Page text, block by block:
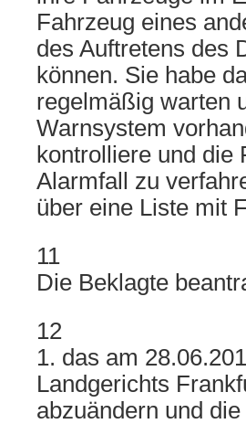
Fahrzeug eines
des Auftretens des
können. Sie habe
regelmäßig warten
Warnsystem
kontrolliere und die
Alarmfall zu
über eine Liste mit
11
Die Beklagte
12
1. das am
Landgerichts
abzuändern und